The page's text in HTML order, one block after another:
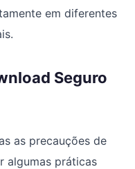
em diferentes
Seguro
as precauções de
algumas práticas